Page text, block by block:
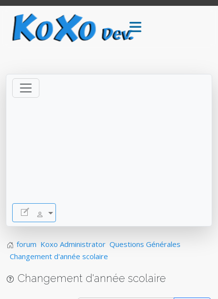
forum Koxo Administrator Questions Générales
Changement d'année scolaire
Changement d'année scolaire